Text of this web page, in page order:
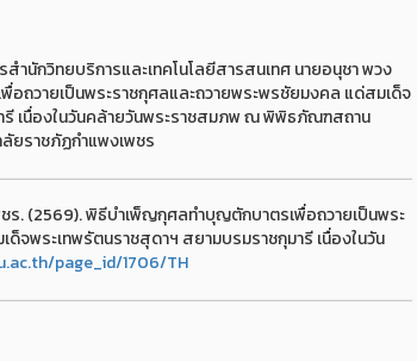
ำนักวิทยบริการและเทคโนโลยีสารสนเทศ นายอนุชา พวง
ถวายเป็นพระราชกุศลและถวายพระพรชัยมงคล แด่สมเด็จ
รี เนื่องในวันคล้ายวันพระราชสมภพ ณ พิพิธภัณฑสถาน
ยราชภัฏกำแพงเพชร
ร. (2569). พิธีบำเพ็ญกุศลทำบุญตักบาตรเพื่อถวายเป็นพระ
จพระเทพรัตนราชสุดาฯ สยามบรมราชกุมารี เนื่องในวัน
page_id/1706/TH